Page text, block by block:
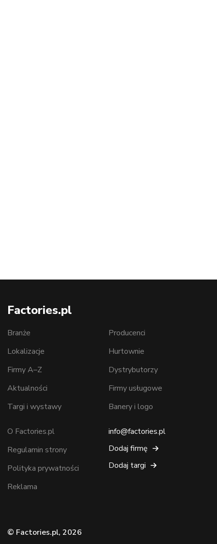
Factories.pl
Branże
Lokalizacje
Firmy A–Z
Aktualności
Targi i wystawy
Producenci
Hurtownie
Dystrybutorzy
Firmy usługowe
Banery i logo
O Factories.pl
Regulamin strony
Polityka prywatności
Reklama
info@factories.pl
Dodaj firmę
Dodaj targi
© Factories.pl, 2026